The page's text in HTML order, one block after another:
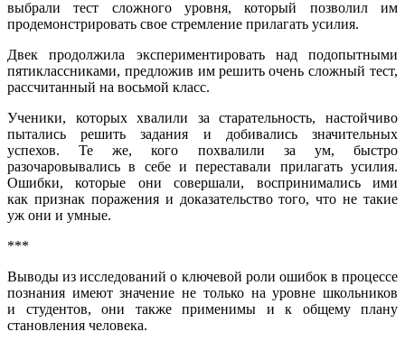
выбрали тест сложного уровня, который позволил им
продемонстрировать свое стремление прилагать усилия.
Двек продолжила экспериментировать над подопытными
пятиклассниками, предложив им решить очень сложный тест,
рассчитанный на восьмой класс.
Ученики, которых хвалили за старательность, настойчиво
пытались решить задания и добивались значительных
успехов. Те же, кого похвалили за ум, быстро
разочаровывались в себе и переставали прилагать усилия.
Ошибки, которые они совершали, воспринимались ими
как признак поражения и доказательство того, что не такие
уж они и умные.
***
Выводы из исследований о ключевой роли ошибок в процессе
познания имеют значение не только на уровне школьников
и студентов, они также применимы и к общему плану
становления человека.